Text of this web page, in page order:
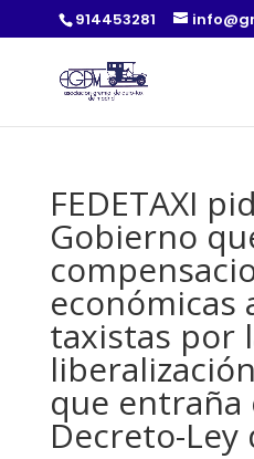
914453281
FEDETAXI
Gobierno
económicas
taxistas por
que entraña
Decreto-Ley